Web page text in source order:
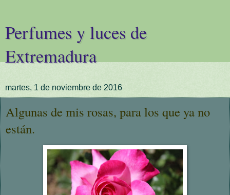
Perfumes y luces de
Extremadura
martes, 1 de noviembre de 2016
Algunas de mis rosas, para los que ya no
están.